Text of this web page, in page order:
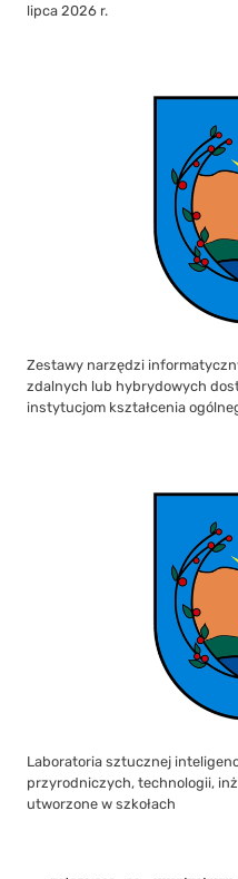
lipca 2026 r.
Zestawy narzędzi
zdalnych lub hybrydowych
instytucjom kształcenia
Laboratoria sztucznej
przyrodniczych, technologii,
utworzone w szkołach